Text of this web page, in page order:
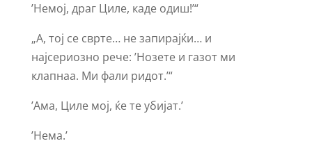
’Немој, драг Циле, каде одиш!’“
„А, тој се сврте… не запирајќи… и
најсериозно рече: ’Нозете и газот ми
клапнаа. Ми фали ридот.’“
’Ама, Циле мој, ќе те убијат.’
’Нема.’